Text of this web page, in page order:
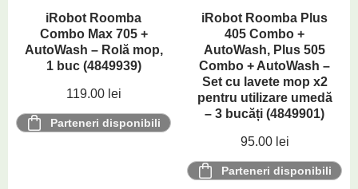
iRobot Roomba
Combo Max 705 +
AutoWash – Rolă mop,
1 buc (4849939)
119.00 lei
Parteneri disponibili
iRobot Roomba Plus
405 Combo +
AutoWash, Plus 505
Combo + AutoWash –
Set cu lavete mop x2
pentru utilizare umedă
– 3 bucăți (4849901)
95.00 lei
Parteneri disponibili